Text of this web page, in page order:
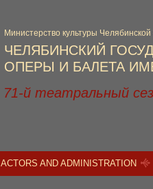
ЧЕЛЯБИНСКИЙ
ОПЕРЫ И БАЛЕТА
Министерство культуры Челябинской
71-й театральный
ACTORS AND ADMINISTRATION